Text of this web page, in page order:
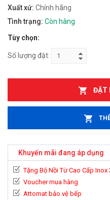
Xuất xứ: Chính hãng
Tình trạng: Còn hàng
Tùy chọn:
Số lượng đặt:
ĐẶT
Khuyến mãi đang áp dụng
Tặng Bộ Nồi Từ Cao Cấp Inox
Voucher mua hàng
Attomat bảo vệ bếp